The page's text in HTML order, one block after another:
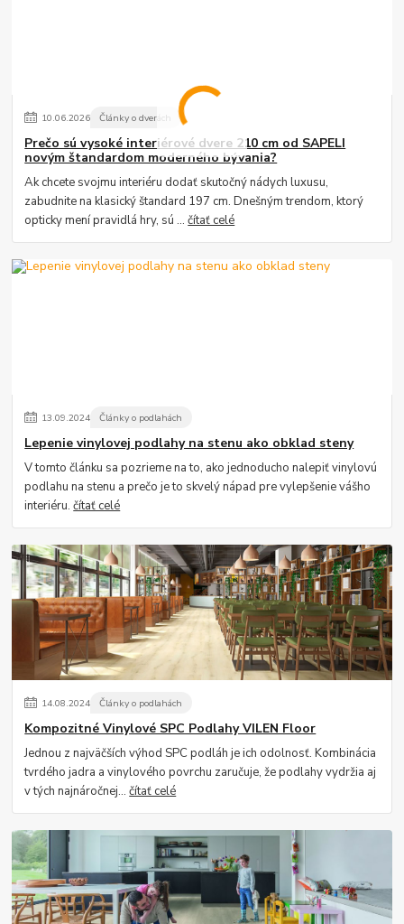
10.06.2026 Články o dverách
Prečo sú vysoké interiérové dvere 210 cm od SAPELI
novým štandardom moderného bývania?
Ak chcete svojmu interiéru dodať skutočný nádych luxusu,
zabudnite na klasický štandard 197 cm. Dnešným trendom, ktorý
opticky mení pravidlá hry, sú ...čítať celé
13.09.2024 Články o podlahách
Lepenie vinylovej podlahy na stenu ako obklad steny
V tomto článku sa pozrieme na to, ako jednoducho nalepiť vinylovú
podlahu na stenu a prečo je to skvelý nápad pre vylepšenie vášho
interiéru.čítať celé
14.08.2024 Články o podlahách
Kompozitné Vinylové SPC Podlahy VILEN Floor
Jednou z najväčších výhod SPC podláh je ich odolnosť. Kombinácia
tvrdého jadra a vinylového povrchu zaručuje, že podlahy vydržia aj
v tých najnáročnej...čítať celé